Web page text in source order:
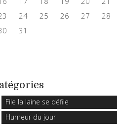
24 25 26 27 28
31
File la laine se défile
Humeur du jour